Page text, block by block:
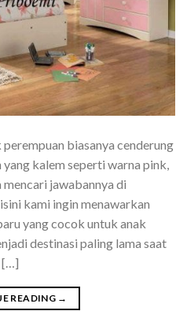
biasanya cenderung
kalem seperti warna pink,
mencari jawabannya di
kami ingin menawarkan
yang cocok untuk anak
destinasi paling lama saat
[…]
READING →